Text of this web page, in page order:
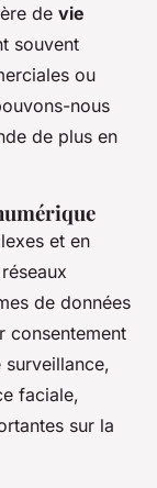
de vie
souvent
ou
nous
de plus en
et en
de données
consentement
faciale,
sur la